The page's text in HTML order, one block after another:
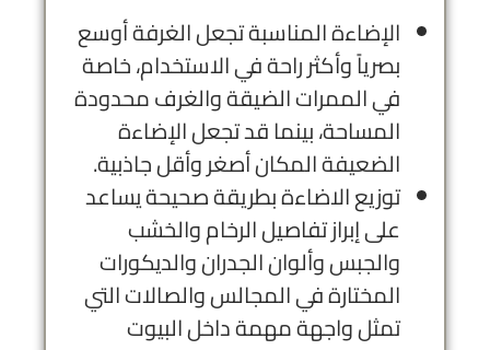
الإضاءة المناسبة تجعل الغرفة أوسع
بصرياً وأكثر راحة في الاستخدام، خاصة
في الممرات الضيقة والغرف محدودة
المساحة، بينما قد تجعل الإضاءة
الضعيفة المكان أصغر وأقل جاذبية.
توزيع الاضاءة بطريقة صحيحة يساعد
على إبراز تفاصيل الرخام والخشب
والجبس وألوان الجدران والديكورات
المختارة في المجالس والصالات التي
تمثل واجهة مهمة داخل البيوت